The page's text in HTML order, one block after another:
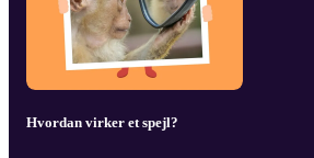
Hvordan virker et spejl?